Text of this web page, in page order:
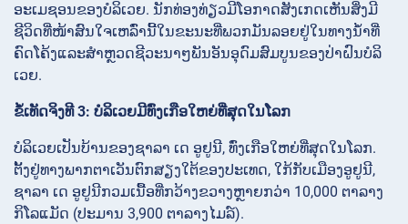
ອະເມຊອນຂອງບໍລິເວຍ. ນັກທ່ອງທ່ຽວມີໂອກາດສັງເກດເຫັນສິ່ງມີ
ຊີວິດທີ່ໜ້າສົນໃຈເຫລົ່ານີ້ໃນຂະນະທີ່ພວກມັນລອຍຢູ່ໃນທາງນ້ຳທີ່
ຄົດໂຄ້ງແລະສຳຫຼວດຊີວະນາໆພັນອັນອຸດົມສົມບູນຂອງປ່າຝົນບໍລິ
ເວຍ.
ຂໍ້ເທັດຈິງທີ 3: ບໍລິເວຍມີທົ່ງເກືອໃຫຍ່ທີ່ສຸດໃນໂລກ
ບໍລິເວຍເປັນບ້ານຂອງຊາລາ ເດ ອູຢູນີ, ທົ່ງເກືອໃຫຍ່ທີ່ສຸດໃນໂລກ.
ຕັ້ງຢູ່ທາງພາກຕາເວັນຕົກສຽງໃຕ້ຂອງປະເທດ, ໃກ້ກັບເມືອງອູຢູນີ,
ຊາລາ ເດ ອູຢູນີກວມເນື້ອທີ່ກວ້າງຂວາງຫຼາຍກວ່າ 10,000 ຕາລາງ
ກິໂລແມັດ (ປະມານ 3,900 ຕາລາງໄມລ໌).